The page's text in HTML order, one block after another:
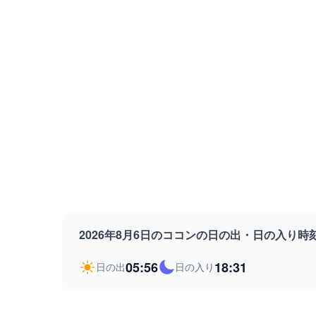
2026年8月6日のココンの日の出・日の入り時
日の出05:56 日の入り 18:31